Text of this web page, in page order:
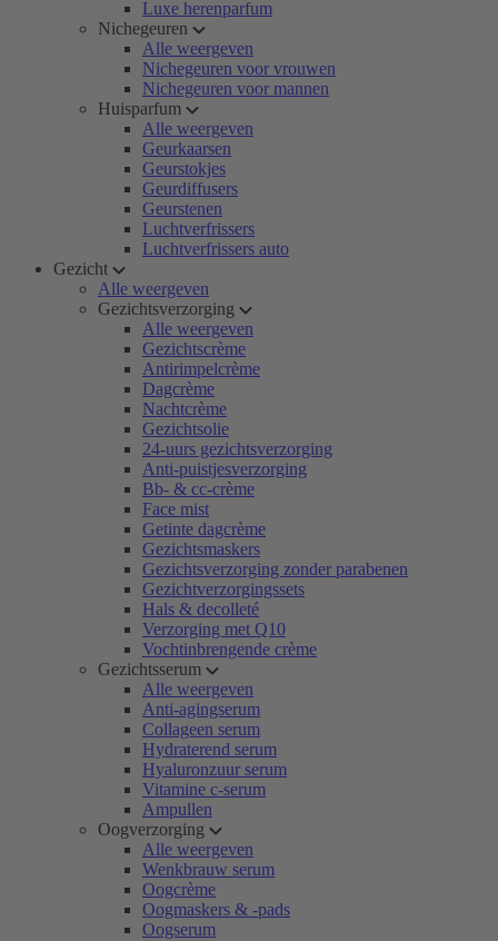
Luxe herenparfum
Nichegeuren
Alle weergeven
Nichegeuren voor vrouwen
Nichegeuren voor mannen
Huisparfum
Alle weergeven
Geurkaarsen
Geurstokjes
Geurdiffusers
Geurstenen
Luchtverfrissers
Luchtverfrissers auto
Gezicht
Alle weergeven
Gezichtsverzorging
Alle weergeven
Gezichtscrème
Antirimpelcrème
Dagcrème
Nachtcrème
Gezichtsolie
24-uurs gezichtsverzorging
Anti-puistjesverzorging
Bb- & cc-crème
Face mist
Getinte dagcrème
Gezichtsmaskers
Gezichtsverzorging zonder parabenen
Gezichtverzorgingssets
Hals & decolleté
Verzorging met Q10
Vochtinbrengende crème
Gezichtsserum
Alle weergeven
Anti-agingserum
Collageen serum
Hydraterend serum
Hyaluronzuur serum
Vitamine c-serum
Ampullen
Oogverzorging
Alle weergeven
Wenkbrauw serum
Oogcrème
Oogmaskers & -pads
Oogserum